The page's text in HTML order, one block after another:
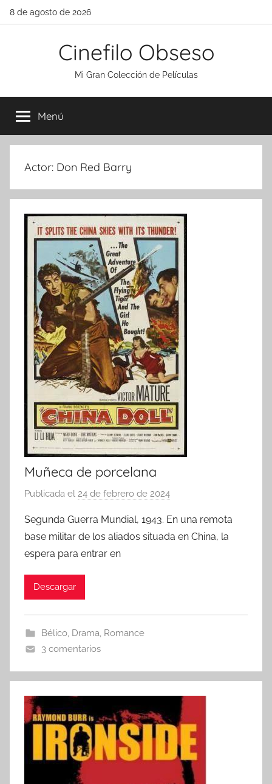
Saltar
8 de agosto de 2026
Cinefilo Obseso
Mi Gran Colección de Películas
Menú
Actor: Don Red Barry
Muñeca de porcelana
Publicada el 24 de febrero de 2024
r
Segunda Guerra Mundial, 1943. En una remota
base militar de los aliados situada en China, la
espera para entrar en
Descargar
Bélico, Drama, Romance
3 comentarios